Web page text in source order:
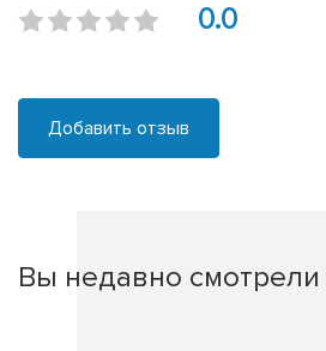
0.0
Добавить отзыв
Вы недавно смотрели